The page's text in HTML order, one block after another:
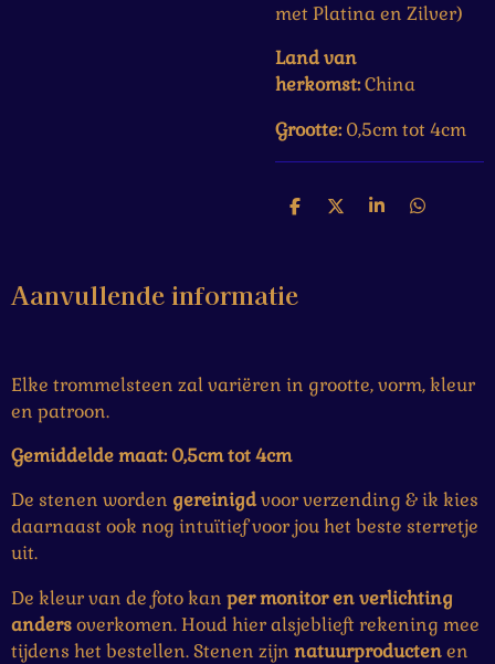
met Platina en Zilver)
Land van
herkomst:China
Grootte: 0,5cm tot 4cm
D
n
D
S
D
Aanvullende informatie
Elke trommelsteen zal variëren in grootte, vorm, kleur
en patroon.
Gemiddelde maat: 0,5cm tot 4cm
De stenen worden gereinigdvoor verzending & ik kies
daarnaast ook nog intuïtief voor jou het beste sterretje
uit.
De kleur van de foto kan per monitor en verlichting
andersoverkomen. Houd hier alsjeblieft rekening mee
tijdens het bestellen. Stenen zijn natuurproductenen